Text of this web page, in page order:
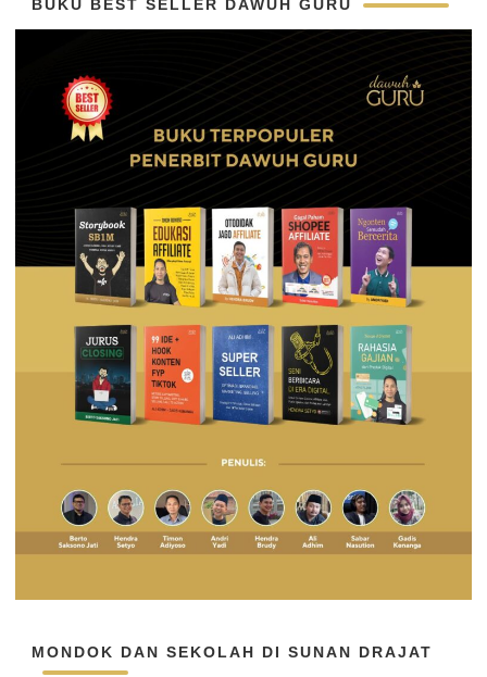
BUKU BEST SELLER DAWUH GURU
MONDOK DAN SEKOLAH DI SUNAN DRAJAT